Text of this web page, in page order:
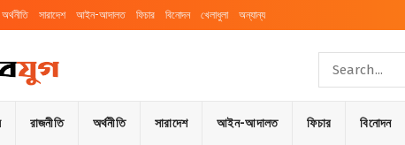
অর্থনীতি সারাদেশ আইন-আদালত ফিচার বিনোদন খেলাধুলা অন্যান্য
রাজনীতি অর্থনীতি সারাদেশ আইন-আদালত ফিচার বিনোদন